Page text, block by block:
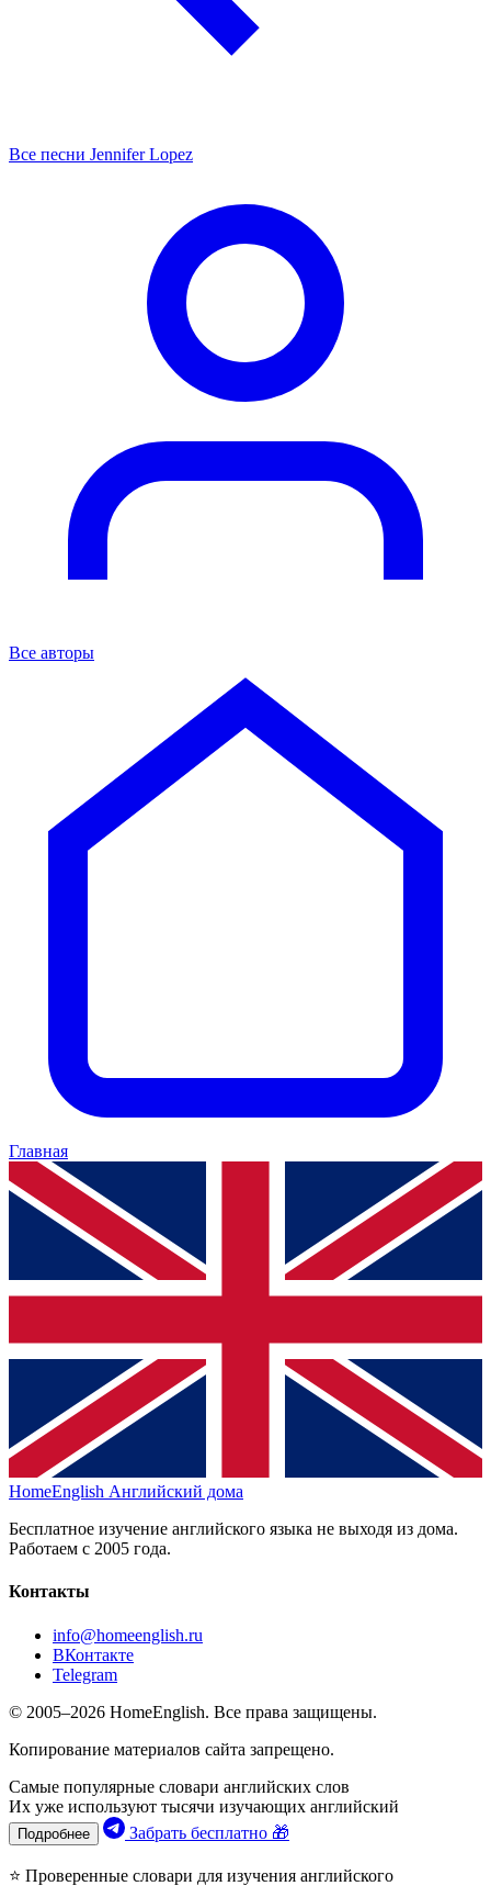
Все песни Jennifer Lopez
Все авторы
Главная
HomeEnglish Английский дома
Бесплатное изучение английского языка не выходя из дома.
Работаем с 2005 года.
Контакты
info@homeenglish.ru
ВКонтакте
Telegram
© 2005–2026 HomeEnglish. Все права защищены.
Копирование материалов сайта запрещено.
Самые популярные словари английских слов
Их уже используют тысячи изучающих английский
Подробнее Забрать бесплатно 🎁
⭐ Проверенные словари для изучения английского